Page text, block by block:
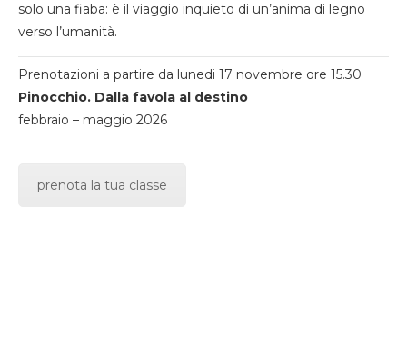
solo una fiaba: è il viaggio inquieto di un’anima di legno
verso l’umanità.
Prenotazioni a partire da lunedi 17 novembre ore 15.30
Pinocchio. Dalla favola al destino
febbraio – maggio 2026
prenota la tua classe